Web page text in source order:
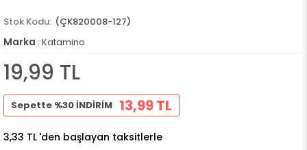
(ÇK820008-127)
Marka : Katamino
19,99 TL
Sepette %30 İNDİRİM 13,99 TL
3,33 TL 'den başlayan taksitlerle